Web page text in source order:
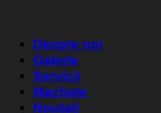
Despre noi
Galerie
Servicii
Machete
Noutati